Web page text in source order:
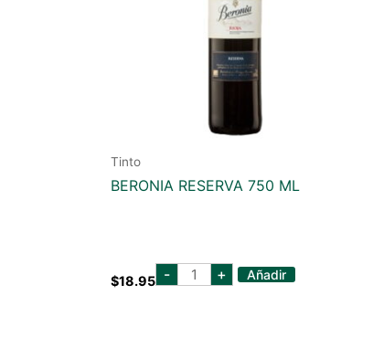
Tinto
BERONIA RESERVA 750 ML
$18.95 - beronia
reserva
+ Añadir